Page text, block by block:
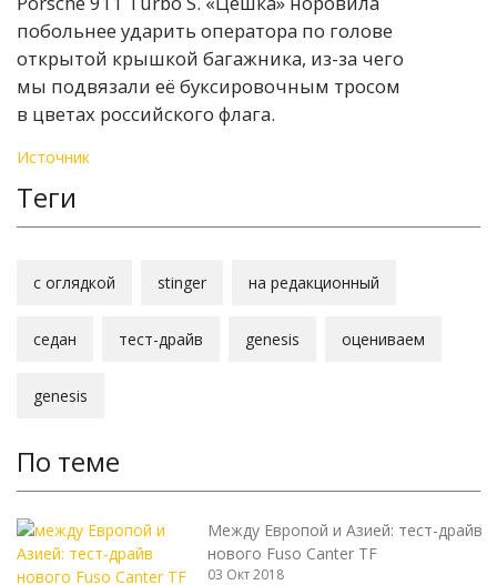
побольнее ударить оператора по голове
открытой крышкой багажника, из-за чего
мы подвязали её буксировочным тросом
в цветах российского флага.
Источник
Теги
с оглядкой stinger на редакционный
седан тест-драйв genesis оцениваем
genesis
По теме
Между Европой и Азией: тест-драйв
нового Fuso Canter TF
03 Окт 2018